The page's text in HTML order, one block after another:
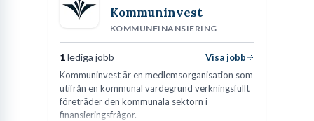
Kommuninvest
KOMMUNFINANSIERING
1lediga jobb
Visa jobb
Kommuninvest är en medlemsorganisation som
utifrån en kommunal värdegrund verkningsfullt
företräder den kommunala sektorn i
finansieringsfrågor.